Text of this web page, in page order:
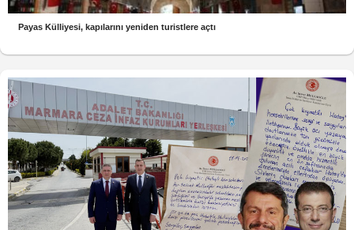
Payas Külliyesi, kapılarını yeniden turistlere açtı